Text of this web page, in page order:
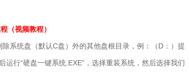
（视频教程）
系统盘（默认C盘）外的其他盘根目录，例：（D：）提
运行“硬盘一键系统.EXE”，选择重装系统，然后选择我们